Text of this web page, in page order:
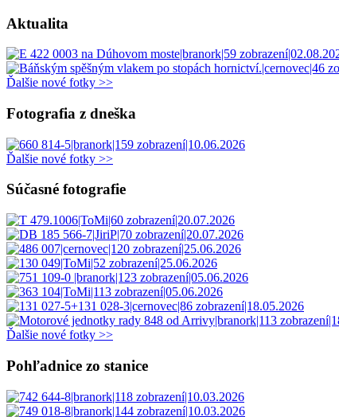
Aktualita
Ďalšie nové fotky >>
Fotografia z dneška
Ďalšie nové fotky >>
Súčasné fotografie
Ďalšie nové fotky >>
Pohľadnice zo stanice